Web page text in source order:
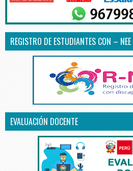
REGISTRO DE ESTUDIANTES CON – NEE
EVALUACIÓN DOCENTE